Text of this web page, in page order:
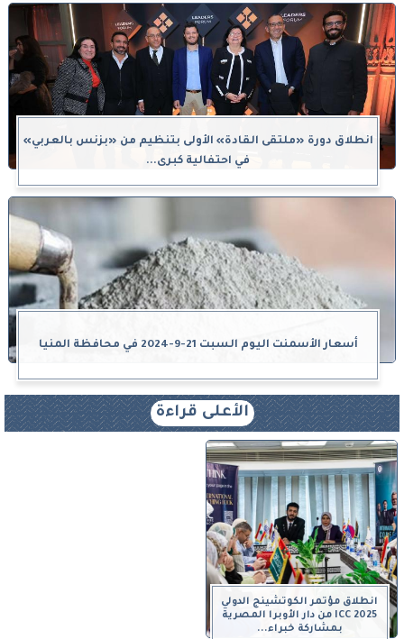
انطلاق دورة «ملتقى القادة» الأولى بتنظيم من «بزنس بالعربي»
في احتفالية كبرى...
أسعار الأسمنت اليوم السبت 21-9-2024 في محافظة المنيا
الأعلى قراءة
انطلاق مؤتمر الكوتشينج الدولي
ICC 2025 من دار الأوبرا المصرية
بمشاركة خبراء...